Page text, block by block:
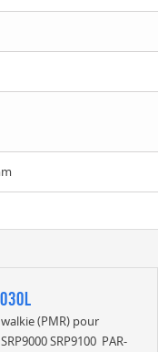
(PMR) pour
SRP9100 PAR-